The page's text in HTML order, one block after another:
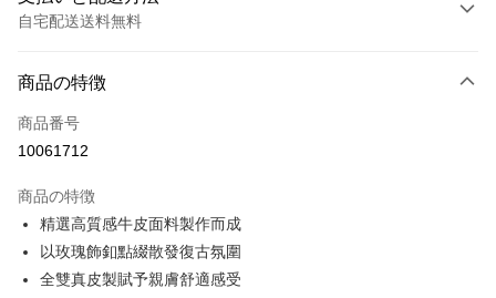
自宅配送送料無料
クレジットカード1回払い
クレジットカード分割払い
合作金庫商業銀行
華南商業銀行
上海商業儲蓄銀行
国泰世華商業銀行
6回払い、金利0、毎回
合作金庫商業銀行
華南商業銀行
上海商業儲蓄銀行
12回払い、金利0、毎回 NT$115
合作金庫商業銀行
LINE Pay
商品の特徴
商品番号
10061712
商品の特徴
精選高質感牛皮面料製作而成
以玫瑰飾釦點綴散發復古氛圍
全雙真皮製賦予親膚舒適感受